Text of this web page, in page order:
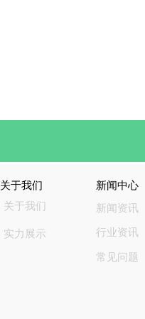
实力展示
关于我们
关于我们 新闻中心
新闻资讯
行业资讯
常见问题